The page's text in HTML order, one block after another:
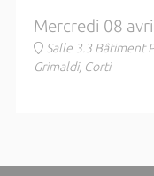
Mercredi 08
Salle 3.3 Bâtiment
Grimaldi, Corti